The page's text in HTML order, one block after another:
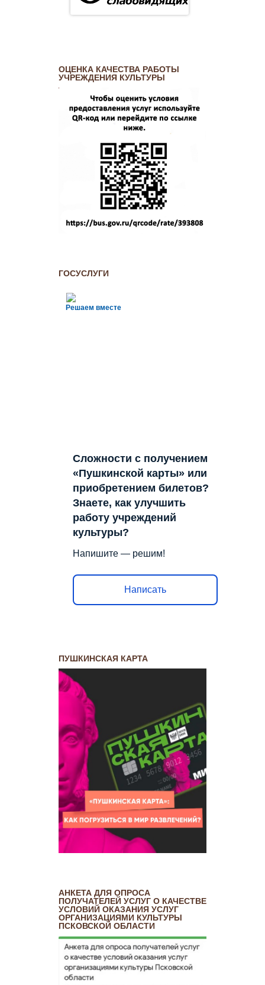
ОЦЕНКА КАЧЕСТВА РАБОТЫ
УЧРЕЖДЕНИЯ КУЛЬТУРЫ
ГОСУСЛУГИ
Решаем вместе
Сложности с получением
«Пушкинской карты» или
приобретением билетов?
Знаете, как улучшить
работу учреждений
культуры?
Напишите — решим!
Написать
ПУШКИНСКАЯ КАРТА
АНКЕТА ДЛЯ ОПРОСА
ПОЛУЧАТЕЛЕЙ УСЛУГ О КАЧЕСТВЕ
УСЛОВИЙ ОКАЗАНИЯ УСЛУГ
ОРГАНИЗАЦИЯМИ КУЛЬТУРЫ
ПСКОВСКОЙ ОБЛАСТИ